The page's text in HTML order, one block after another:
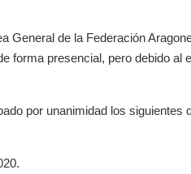
General de la Federación
forma presencial, pero debido al
por unanimidad los siguientes